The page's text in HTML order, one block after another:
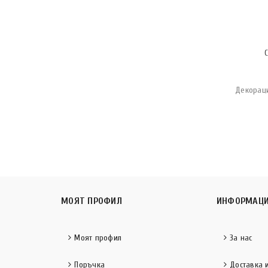
МОЯТ ПРОФИЛ
Моят профил
Поръчка
За нас
Доставка